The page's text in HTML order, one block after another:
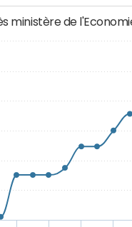
ministère de